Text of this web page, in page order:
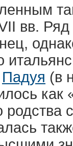
вв. Ряд
Падуя (в